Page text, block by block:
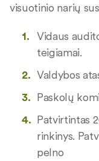
visuotinio narių
Vidaus
teigiamai.
Valdybos
Paskolų
Patvirtintas
rinkinys.
pelno